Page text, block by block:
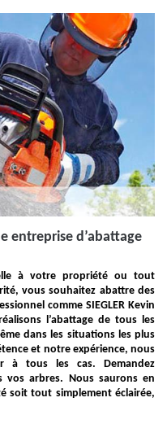
entreprise d’abattage
à votre propriété ou tout
vous souhaitez abattre des
comme SIEGLER Kevin
l’abattage de tous les
dans les situations les plus
et notre expérience, nous
à tous les cas. Demandez
vos arbres. Nous saurons en
soit tout simplement éclairée,